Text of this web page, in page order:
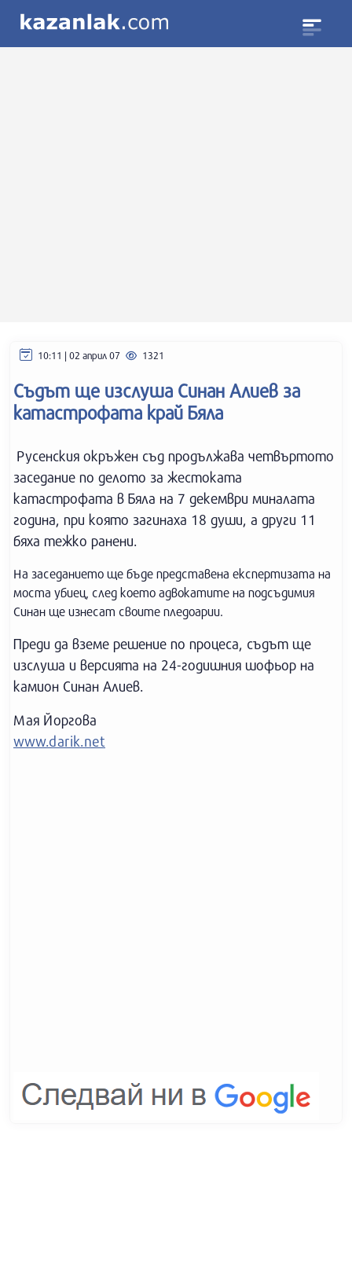
10:11 | 02 април 07 1321
Съдът ще изслуша Синан Алиев за
катастрофата край Бяла
Русенския окръжен съд продължава четвъртото
заседание по делото за жестоката
катастрофата в Бяла на 7 декември миналата
година, при която загинаха 18 души, а други 11
бяха тежко ранени.
На заседанието ще бъде представена експертизата на
моста убиец, след което адвокатите на подсъдимия
Синан ще изнесат своите пледоарии.
Преди да вземе решение по процеса, съдът ще
изслуша и версията на 24-годишния шофьор на
камион Синан Алиев.
Мая Йоргова
www.darik.net